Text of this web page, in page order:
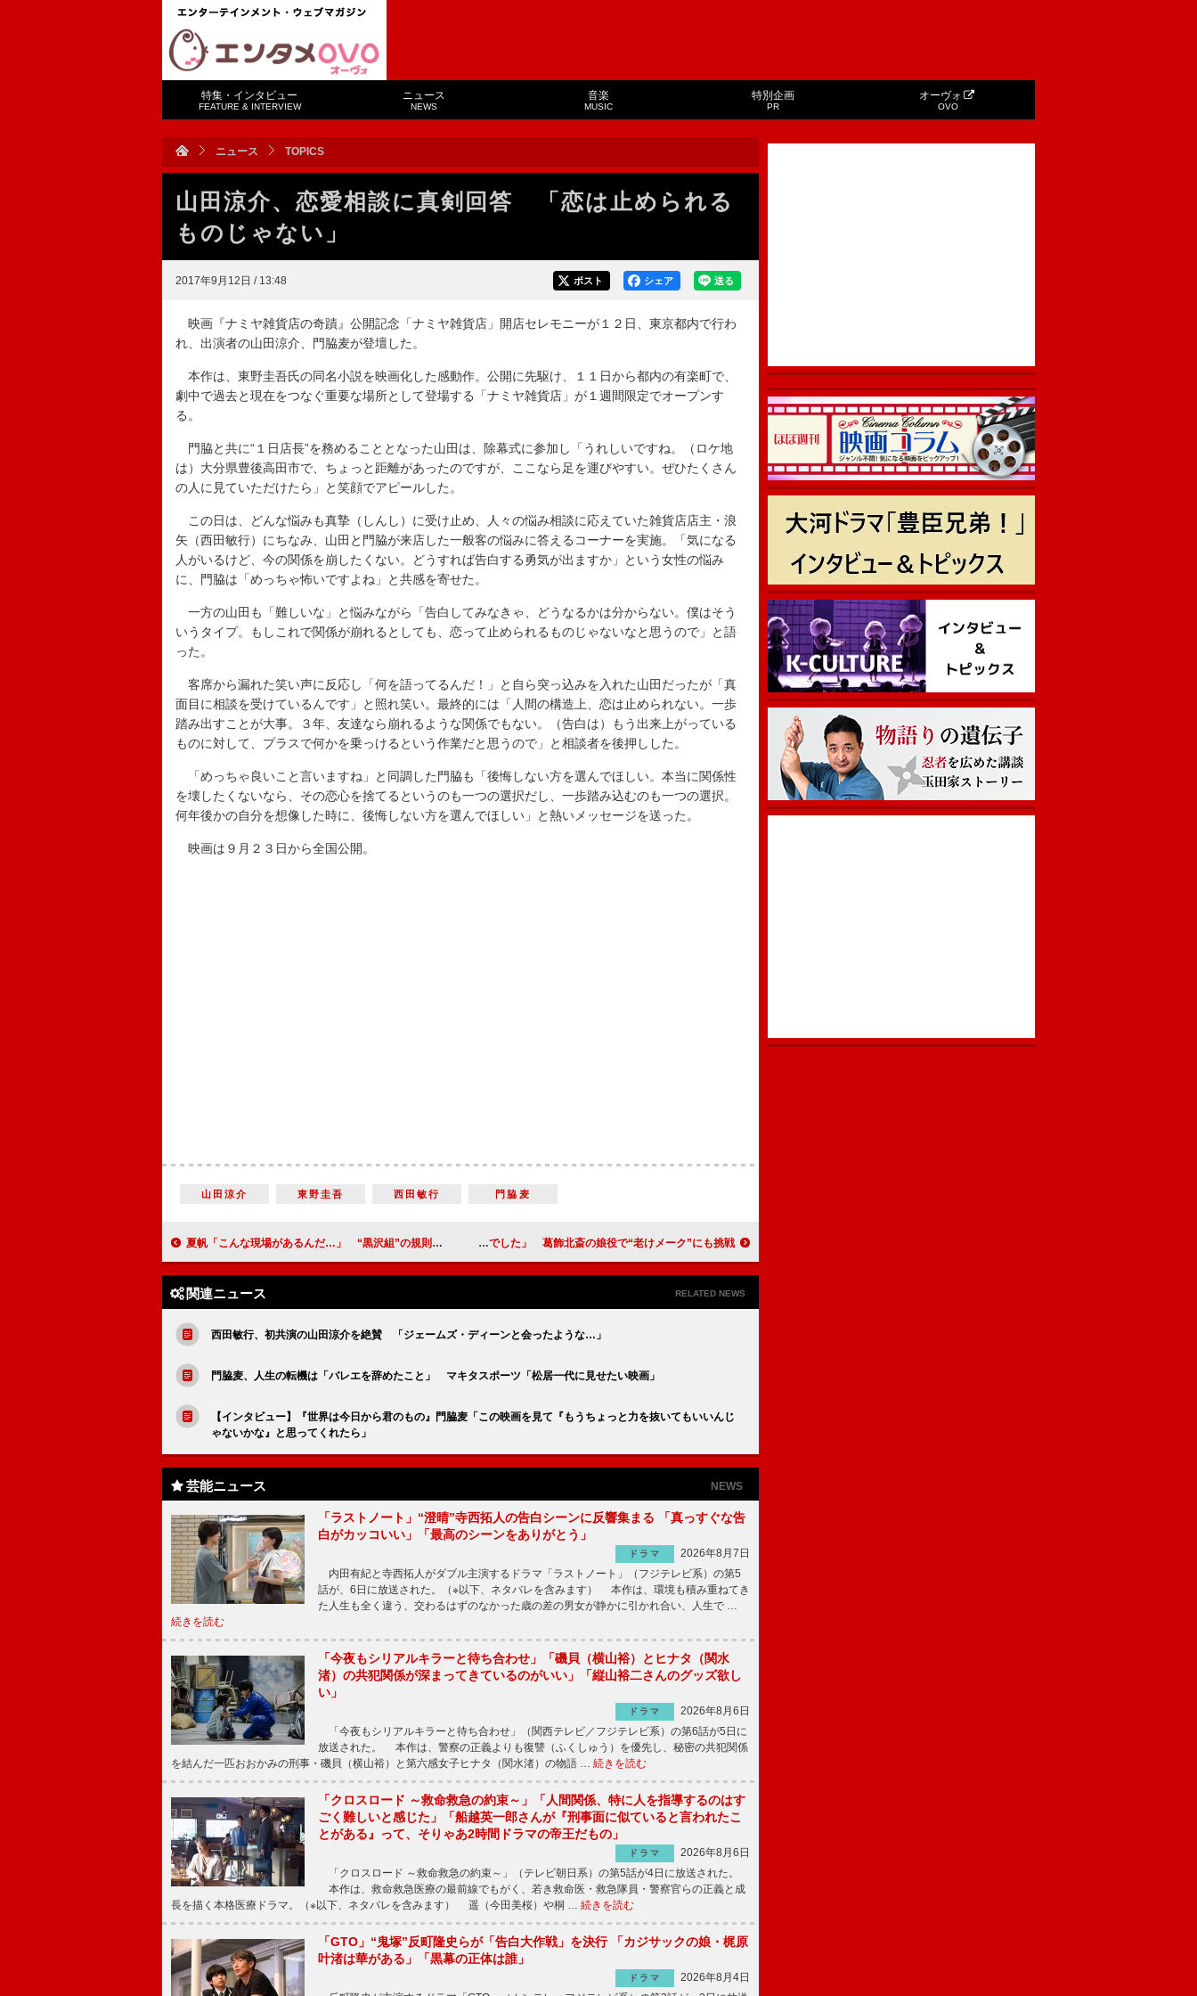
特集・インタビュー
FEATURE & INTERVIEW
ニュース
NEWS
音楽
MUSIC
特別企画
PR
オーヴォ
OVO
ニュース TOPICS
山田涼介、恋愛相談に真剣回答 「恋は止められる
ものじゃない」
2017年9月12日 / 13:48 送る
シェア
ポスト
映画『ナミヤ雑貨店の奇蹟』公開記念「ナミヤ雑貨店」開店セレモニーが１２日、東京都内で行わ
れ、出演者の山田涼介、門脇麦が登壇した。
本作は、東野圭吾氏の同名小説を映画化した感動作。公開に先駆け、１１日から都内の有楽町で、
劇中で過去と現在をつなぐ重要な場所として登場する「ナミヤ雑貨店」が１週間限定でオープンす
る。
門脇と共に“１日店長”を務めることとなった山田は、除幕式に参加し「うれしいですね。（ロケ地
は）大分県豊後高田市で、ちょっと距離があったのですが、ここなら足を運びやすい。ぜひたくさん
の人に見ていただけたら」と笑顔でアピールした。
この日は、どんな悩みも真摯（しんし）に受け止め、人々の悩み相談に応えていた雑貨店店主・浪
矢（西田敏行）にちなみ、山田と門脇が来店した一般客の悩みに答えるコーナーを実施。「気になる
人がいるけど、今の関係を崩したくない。どうすれば告白する勇気が出ますか」という女性の悩み
に、門脇は「めっちゃ怖いですよね」と共感を寄せた。
一方の山田も「難しいな」と悩みながら「告白してみなきゃ、どうなるかは分からない。僕はそう
いうタイプ。もしこれで関係が崩れるとしても、恋って止められるものじゃないなと思うので」と語
った。
客席から漏れた笑い声に反応し「何を語ってるんだ！」と自ら突っ込みを入れた山田だったが「真
面目に相談を受けているんです」と照れ笑い。最終的には「人間の構造上、恋は止められない。一歩
踏み出すことが大事。３年、友達なら崩れるような関係でもない。（告白は）もう出来上がっている
ものに対して、プラスで何かを乗っけるという作業だと思うので」と相談者を後押しした。
「めっちゃ良いこと言いますね」と同調した門脇も「後悔しない方を選んでほしい。本当に関係性
を壊したくないなら、その恋心を捨てるというのも一つの選択だし、一歩踏み込むのも一つの選択。
何年後かの自分を想像した時に、後悔しない方を選んでほしい」と熱いメッセージを送った。
映画は９月２３日から全国公開。
山田涼介 東野圭吾 西田敏行 門脇麦
夏帆「こんな現場があるんだ…」 “黒沢組”の規則正しいスケジュールに驚き 宮崎あおい「とても幸せな１カ月でした」 葛飾北斎の娘役で“老けメーク”にも挑戦
関連ニュース RELATED NEWS
西田敏行、初共演の山田涼介を絶賛 「ジェームズ・ディーンと会ったような…」
門脇麦、人生の転機は「バレエを辞めたこと」 マキタスポーツ「松居一代に見せたい映画」
【インタビュー】『世界は今日から君のもの』門脇麦「この映画を見て『もうちょっと力を抜いてもいいんじ
ゃないかな』と思ってくれたら」
芸能ニュース NEWS
「ラストノート」“澄晴”寺西拓人の告白シーンに反響集まる 「真っすぐな告
白がカッコいい」「最高のシーンをありがとう」
ドラマ
2026年8月7日
内田有紀と寺西拓人がダブル主演するドラマ「ラストノート」（フジテレビ系）の第5
話が、6日に放送された。（※以下、ネタバレを含みます） 本作は、環境も積み重ねてき
た人生も全く違う、交わるはずのなかった歳の差の男女が静かに引かれ合い、人生で …
続きを読む
「今夜もシリアルキラーと待ち合わせ」「磯貝（横山裕）とヒナタ（関水
渚）の共犯関係が深まってきているのがいい」「縦山裕二さんのグッズ欲し
い」
ドラマ
2026年8月6日
「今夜もシリアルキラーと待ち合わせ」（関西テレビ／フジテレビ系）の第6話が5日に
放送された。 本作は、警察の正義よりも復讐（ふくしゅう）を優先し、秘密の共犯関係
を結んだ一匹おおかみの刑事・磯貝（横山裕）と第六感女子ヒナタ（関水渚）の物語 … 続きを読む
「クロスロード ～救命救急の約束～」「人間関係、特に人を指導するのはす
ごく難しいと感じた」「船越英一郎さんが『刑事面に似ていると言われたこ
とがある』って、そりゃあ2時間ドラマの帝王だもの」
ドラマ
2026年8月6日
「クロスロード ～救命救急の約束～」（テレビ朝日系）の第5話が4日に放送された。
本作は、救命救急医療の最前線でもがく、若き救命医・救急隊員・警察官らの正義と成
長を描く本格医療ドラマ。（※以下、ネタバレを含みます） 遥（今田美桜）や桐 … 続きを読む
「GTO」“鬼塚”反町隆史らが「告白大作戦」を決行 「カジサックの娘・梶原
叶渚は華がある」「黒幕の正体は誰」
ドラマ
2026年8月4日